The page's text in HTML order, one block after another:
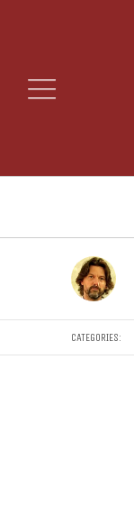
CATEGORIES: